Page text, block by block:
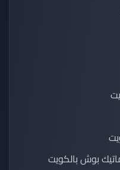
بوش بالكويت